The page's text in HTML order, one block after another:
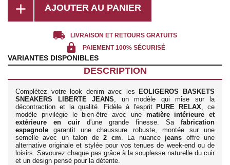
add AJOUTER AU PANIER
local_shipping LIVRAISON ET RETOURS GRATUITS
lock PAIEMENT 100% SÉCURISÉ
VARIANTES DISPONIBLES
DESCRIPTION
Complétez votre look denim avec lesEOLIGEROS BASKETS
SNEAKERS LIBERTE JEANS , un modèle qui mise sur la
décontraction et la qualité. Fidèle à l'espritPURE RELAX , ce
modèle privilégie le bien-être avec une matière intérieure et
extérieure en cuir d'une grande finesse. Sa fabrication
espagnole garantit une chaussure robuste, montée sur une
semelle avec un talon de2 cm . La nuance jeans offre une
alternative originale et stylée pour vos tenues de week-end ou de
loisirs. Savourez chaque pas grâce à la souplesse naturelle du cuir
et un design pensé pour la détente.